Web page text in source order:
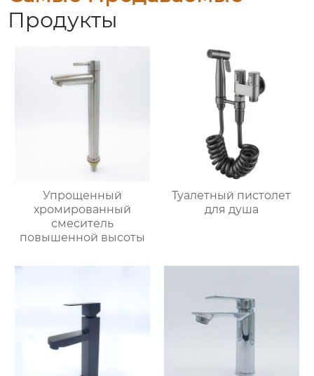
Продукты
Упрощенный
хромированный
смеситель
повышенной высоты
Туалетный пистолет
для душа